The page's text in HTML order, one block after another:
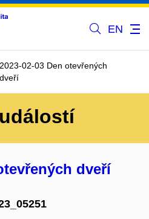
EN
2023-02-03 Den otevřených
dveří
dveří